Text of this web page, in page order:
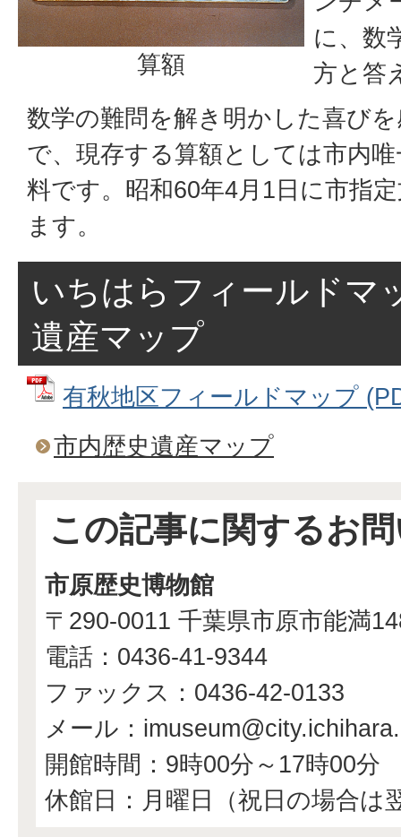
算額
に、数
方と答
数学の難問を解き明かした喜び
で、現存する算額としては市内
料です。昭和60年4月1日に市指
ます。
いちはらフィールドマ
遺産マップ
有秋地区フィールドマップ
市内歴史遺産マップ
この記事に関するお
市原歴史博物館
〒290-0011 千葉県市原市能満
電話：0436-41-9344
ファックス：0436-42-0133
メール：
開館時間：9時00分～17時00分
休館日：月曜日（祝日の場合は